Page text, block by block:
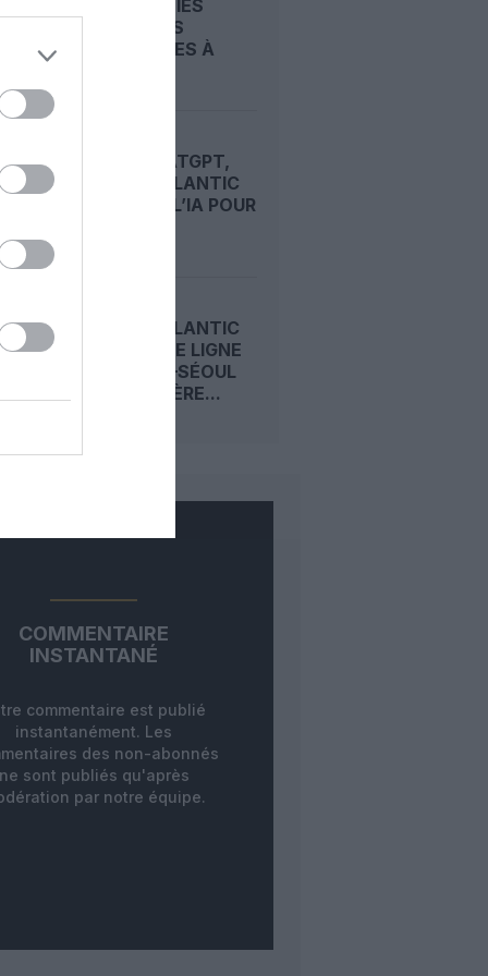
COMPAGNIES
AÉRIENNES
AUTORISÉES À
AVEC CHATGPT,
VIRGIN ATLANTIC
MISE SUR L’IA POUR
VIRGIN ATLANTIC
OUVRE UNE LIGNE
LONDRES–SÉOUL
ET ACCÉLÈRE...
COMMENTAIRE
INSTANTANÉ
commentaire est publié
instantanément. Les
des non-abonnés
ne sont publiés qu'après
par notre équipe.